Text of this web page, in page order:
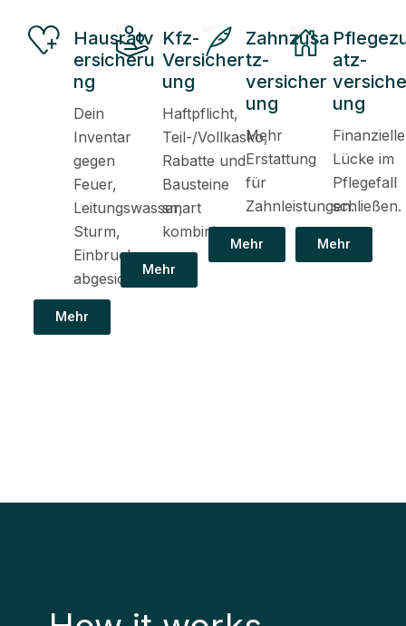
Hausratv
ersicheru
ng
Dein
Inventar
gegen
Feuer,
Leitungswasser,
Sturm,
Einbruch
abgesichert.
Mehr
Kfz-
Versicher
ung
Haftpflicht,
Teil-/Vollkasko,
Rabatte und
Bausteine
smart
kombinieren.
Mehr
Zahnzusa
tz-
versicher
ung
Mehr
Erstattung
für
Zahnleistungen.
Mehr
atz-
ung
Finanzielle
Lücke im
Pflegefall
schließen.
Mehr